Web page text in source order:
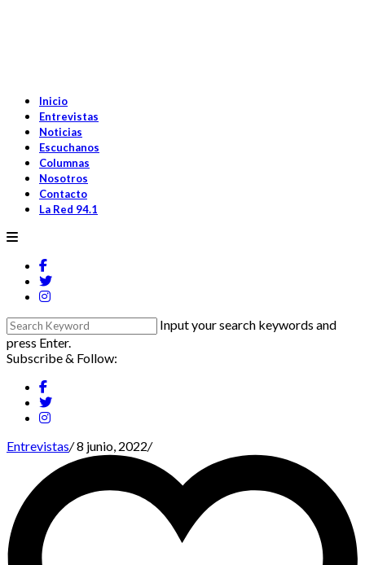
Inicio
Entrevistas
Noticias
Escuchanos
Columnas
Nosotros
Contacto
La Red 94.1
Input your search keywords and
press Enter.
Subscribe & Follow:
Entrevistas/8 junio, 2022/